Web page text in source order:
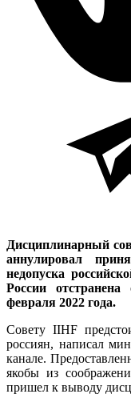
Дисциплинарный
аннулировал
недопуска
России
февраля 2022 года.
Совету IIHF
россиян, написал
канале.
якобы из
пришел к выводу